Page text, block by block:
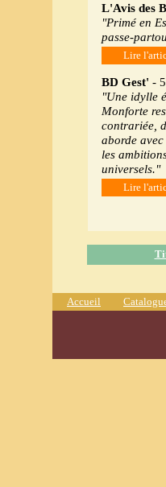
L'Avis des
"Primé en
passe-
Lire
BD Gest' -
"Une idylle
Monforte
contrariée,
aborde
les
universels."
Lire
Accueil